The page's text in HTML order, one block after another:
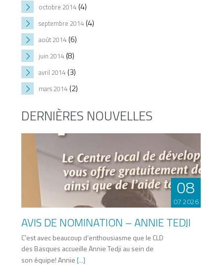
octobre 2014(4)
septembre 2014(4)
août 2014(6)
juin 2014(8)
avril 2014(3)
mars 2014(2)
DERNIÈRES NOUVELLES
08
07 2026
AVIS DE NOMINATION – ANNIE TEDJI
C’est avec beaucoup d’enthousiasme que le CLD
des Basques accueille Annie Tedji au sein de
son équipe! Annie [...]